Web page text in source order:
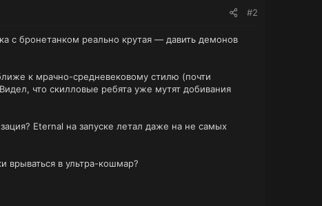
#2
с бронетанком реально крутая — давить демонов
к мрачно-средневековому стилю (почти
что скилловые ребята уже мутят добивания
Eternal на запуске летал даже на не самых
врываться в ультра-кошмар?